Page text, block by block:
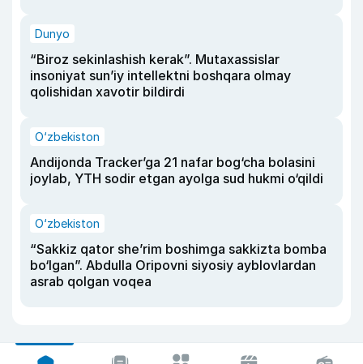
Dunyo
“Biroz sekinlashish kerak”. Mutaxassislar
insoniyat sun’iy intellektni boshqara olmay
qolishidan xavotir bildirdi
O‘zbekiston
Andijonda Tracker’ga 21 nafar bog‘cha bolasini
joylab, YTH sodir etgan ayolga sud hukmi o‘qildi
O‘zbekiston
“Sakkiz qator she’rim boshimga sakkizta bomba
bo‘lgan”. Abdulla Oripovni siyosiy ayblovlardan
asrab qolgan voqea